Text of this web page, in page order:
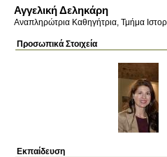
Αγγελική Δεληκάρη
Αναπληρώτρια Καθηγήτρια, Τμήμα
Προσωπικά Στοιχεία
Εκπαίδευση